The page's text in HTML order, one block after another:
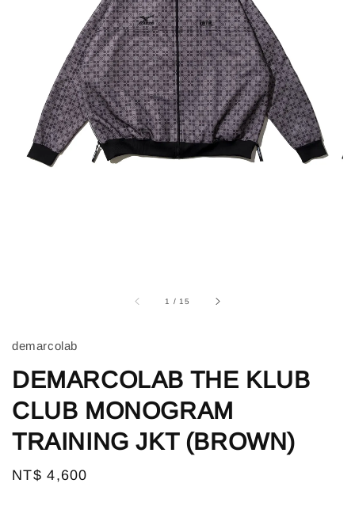
1 / 15
demarcolab
DEMARCOLAB THE KLUB
CLUB MONOGRAM
TRAINING JKT (BROWN)
Regular
NT$ 4,600